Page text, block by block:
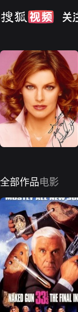
全部作品电影